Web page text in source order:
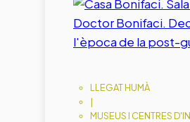
LLEGAT HUMÀ
|
MUSEUS I CENTRES